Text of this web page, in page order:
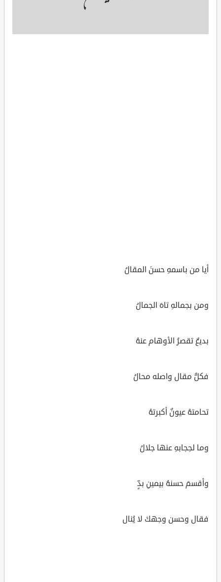
أيا من باسمهِ حسنَ المقالُ
ومن بجمالهِ تاهَ الجمالُ
بديعٌ تقصرُ الأوهام عنهُ
فكلُّ مقال واصله محالُ
تحامتهُ عيونٌ أكبرتهُ
وما لحِجابهِ عنها جلالُ
وأقسمَ حسنهُ بيمينِ بدٍّ
فقال وحسن وجهكَ لا يُنال